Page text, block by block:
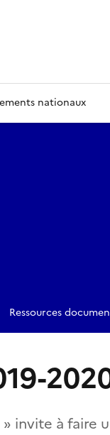
nationaux
Ressources
invite à faire